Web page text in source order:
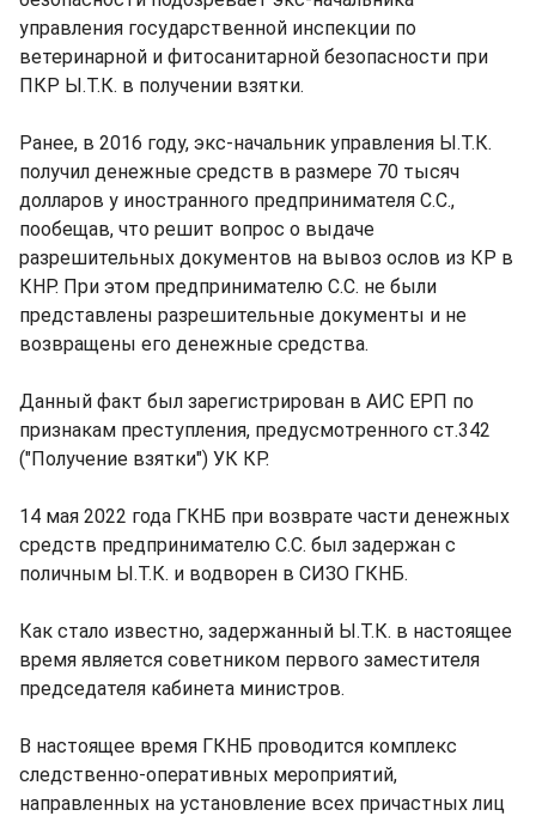
управления государственной инспекции по
ветеринарной и фитосанитарной безопасности при
ПКР Ы.Т.К. в получении взятки.
Ранее, в 2016 году, экс-начальник управления Ы.Т.К.
получил денежные средств в размере 70 тысяч
долларов у иностранного предпринимателя С.С.,
пообещав, что решит вопрос о выдаче
разрешительных документов на вывоз ослов из КР в
КНР. При этом предпринимателю С.С. не были
представлены разрешительные документы и не
возвращены его денежные средства.
Данный факт был зарегистрирован в АИС ЕРП по
признакам преступления, предусмотренного ст.342
("Получение взятки") УК КР.
14 мая 2022 года ГКНБ при возврате части денежных
средств предпринимателю С.С. был задержан с
поличным Ы.Т.К. и водворен в СИЗО ГКНБ.
Как стало известно, задержанный Ы.Т.К. в настоящее
время является советником первого заместителя
председателя кабинета министров.
В настоящее время ГКНБ проводится комплекс
следственно-оперативных мероприятий,
направленных на установление всех причастных лиц